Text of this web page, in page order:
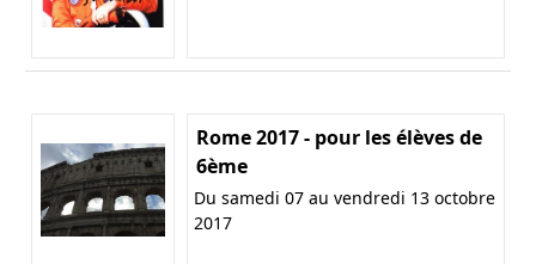
Rome 2017 - pour les élèves de
6ème
Du samedi 07 au vendredi 13 octobre
2017